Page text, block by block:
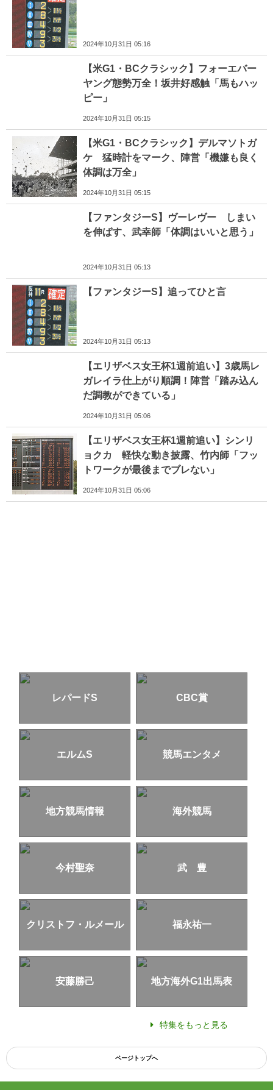
2024年10月31日 05:16
【米G1・BCクラシック】フォーエバー
ヤング態勢万全！坂井好感触「馬もハッ
ピー」
2024年10月31日 05:15
【米G1・BCクラシック】デルマソトガ
ケ 猛時計をマーク、陣営「機嫌も良く
体調は万全」
2024年10月31日 05:15
【ファンタジーS】ヴーレヴー しまい
を伸ばす、武幸師「体調はいいと思う」
2024年10月31日 05:13
【ファンタジーS】追ってひと言
2024年10月31日 05:13
【エリザベス女王杯1週前追い】3歳馬レ
ガレイラ仕上がり順調！陣営「踏み込ん
だ調教ができている」
2024年10月31日 05:06
【エリザベス女王杯1週前追い】シンリ
ョクカ 軽快な動き披露、竹内師「フッ
トワークが最後までブレない」
2024年10月31日 05:06
レパードS CBC賞
エルムS 競馬エンタメ
地方競馬情報 海外競馬
今村聖奈 武 豊
クリストフ・ルメール 福永祐一
安藤勝己 地方海外G1出馬表
特集をもっと見る
ページトップへ